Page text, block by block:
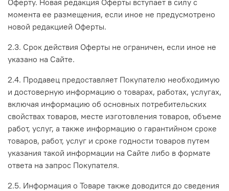
момента ее размещения, если иное не предусмотрено
новой редакцией Оферты.
2.3. Срок действия Оферты не ограничен, если иное не
указано на Сайте.
2.4. Продавец предоставляет Покупателю необходимую
и достоверную информацию о товарах, работах, услугах,
включая информацию об основных потребительских
свойствах товаров, месте изготовления товаров, объеме
работ, услуг, а также информацию о гарантийном сроке
товаров, работ, услуг и сроке годности товаров путем
указания такой информации на Сайте либо в формате
ответа на запрос Покупателя.
2.5. Информация о Товаре также доводится до сведения